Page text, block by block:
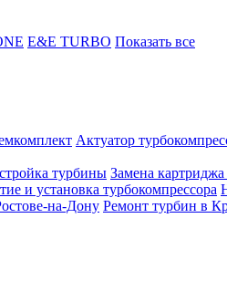
E&E TURBO Показать все
Актуатор
турбины Замена
и установка турбокомпрессора
на-Дону Ремонт турбин в